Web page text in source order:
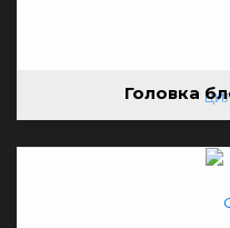
Головка